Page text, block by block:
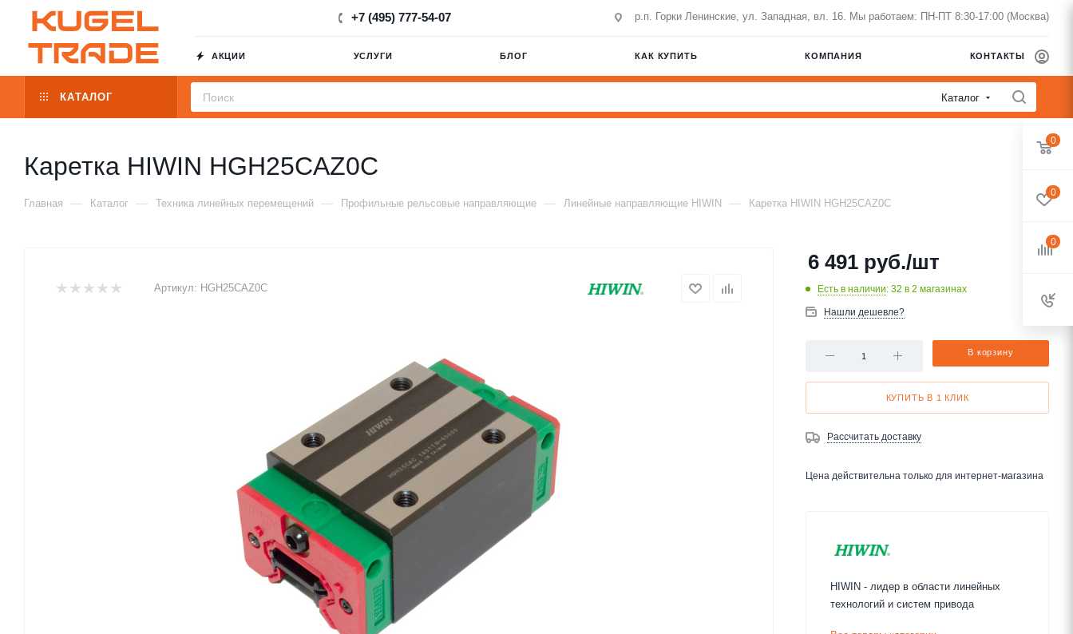
+7 (495) 777-54-07 р.п. Горки Ленинские, ул. Западная, вл. 16. Мы работаем: ПН-ПТ 8:30-17:00 (Москва)
АКЦИИ УСЛУГИ БЛОГ КАК КУПИТЬ КОМПАНИЯ КОНТАКТЫ
КАТАЛОГ Каталог
Каретка HIWIN HGH25CAZ0C
Главная — Каталог — Техника линейных перемещений — Профильные рельсовые направляющие — Линейные направляющие HIWIN — Каретка HIWIN HGH25CAZ0C
Артикул: HGH25CAZ0C
6 491 руб./шт
Есть в наличии: 32 в 2 магазинах
Нашли дешевле?
В корзину
КУПИТЬ В 1 КЛИК
Рассчитать доставку
Цена действительна только для интернет-магазина
HIWIN - лидер в области линейных
технологий и систем привода
0
0
0